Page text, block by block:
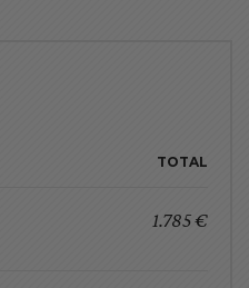
TOTAL
1.785 €